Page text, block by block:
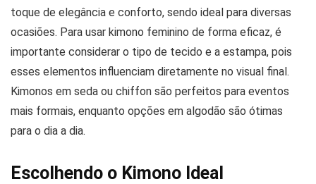
toque de elegância e conforto, sendo ideal para diversas
ocasiões. Para usar kimono feminino de forma eficaz, é
importante considerar o tipo de tecido e a estampa, pois
esses elementos influenciam diretamente no visual final.
Kimonos em seda ou chiffon são perfeitos para eventos
mais formais, enquanto opções em algodão são ótimas
para o dia a dia.
Escolhendo o Kimono Ideal